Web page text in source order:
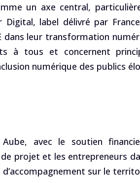
un axe central,
label délivré par
dans leur transformation
à tous et concernent
numérique des publics
Aube, avec le soutien
projet et les entrepreneurs
sur le